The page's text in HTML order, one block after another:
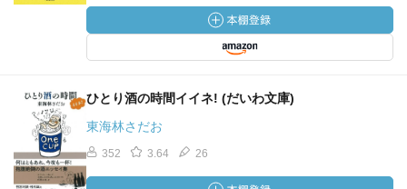
ひとり酒の時間イイネ! (だいわ文庫)
東海林さだお
352 3.64 26